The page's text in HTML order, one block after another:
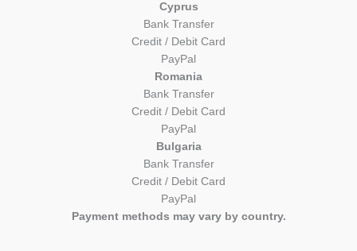
Cyprus
Bank Transfer
Credit / Debit Card
PayPal
Romania
Bank Transfer
Credit / Debit Card
PayPal
Bulgaria
Bank Transfer
Credit / Debit Card
PayPal
Payment methods may vary by country.